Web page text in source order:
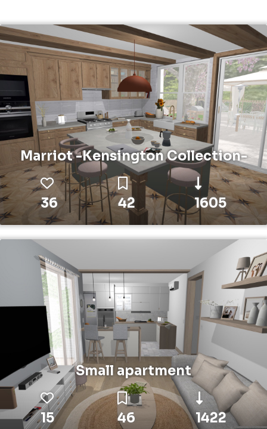
Marriot -Kensington Collection-
36 42 1605
Small apartment
15 46 1422